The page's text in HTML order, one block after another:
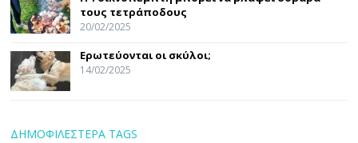
τους τετράποδους
20/02/2025
Ερωτεύονται οι σκύλοι;
14/02/2025
ΔΗΜΟΦΙΛΕΣΤΕΡΑ TAGS